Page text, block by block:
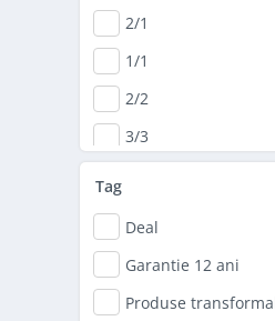
2/1
1/1
2/2
3/3
Tag
Deal
Garantie 12 ani
Produse